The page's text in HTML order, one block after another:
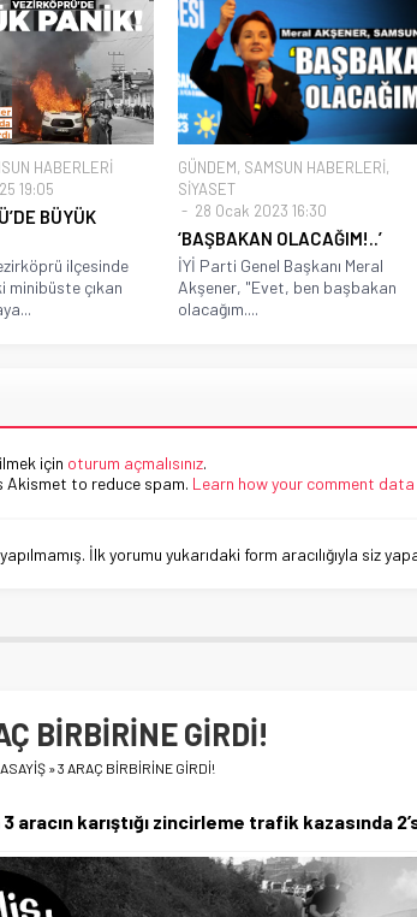
HABERLERİ
19:05
BÜYÜK
ilçesinde
minibüste çıkan
GÜNDEM, SAMSUN HABERLERİ,
SİYASET
28 Ocak 2023 16:30
‘BAŞBAKAN OLACAĞIM!..’
İYİ Parti Genel Başkanı Meral
Akşener, "Evet, ben başbakan
olacağım....
için oturum açmalısınız.
Akismet to reduce spam. Learn how your comment
İlk yorumu yukarıdaki form aracılığıyla siz
BİRBİRİNE GİRDİ!
ASAYİŞ »3 ARAÇ BİRBİRİNE GİRDİ!
3 aracın karıştığı zincirleme trafik kazasında